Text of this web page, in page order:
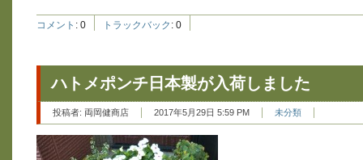
コメント : 0 トラックバック : 0
ハトメポンチ日本製が入荷しました
投稿者: 両岡健商店 2017年5月29日 5:59 PM 未分類